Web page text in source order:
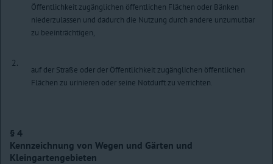
Öffentlichkeit zugänglichen öffentlichen Flächen oder Bänken
niederzulassen und dadurch die Nutzung durch andere unzumutbar
zu beeinträchtigen,
2.
auf der Straße oder der Öffentlichkeit zugänglichen öffentlichen
Flächen zu urinieren oder seine Notdurft zu verrichten.
§ 4
Kennzeichnung von Wegen und Gärten und
Kleingartengebieten